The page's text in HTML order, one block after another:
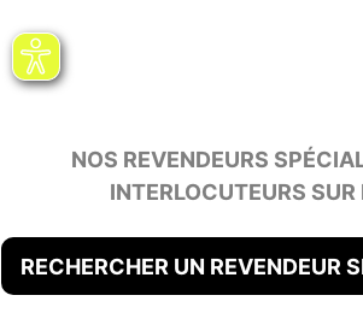
NOS REVENDEURS
INTERLOCUTEURS SUR
RECHERCHER UN REVENDEUR